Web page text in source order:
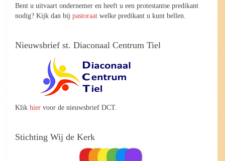
Bent u uitvaart ondernemer en heeft u een protestantse predikant
nodig? Kijk dan bij pastoraat welke predikant u kunt bellen.
Nieuwsbrief st. Diaconaal Centrum Tiel
Klik hier voor de nieuwsbrief DCT.
Stichting Wij de Kerk